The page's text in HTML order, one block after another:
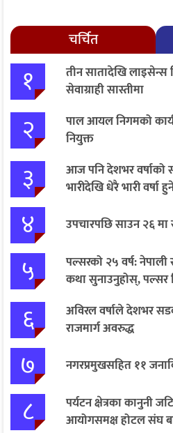
चर्चित
१
तीन सातादेखि लाइसेन्स
सेवाग्राही सास्तीमा
२
पाल आयल निगमको
नियुक्त
३
आज पनि देशभर वर्षाको
भारीदेखि धेरै भारी वर्षा
४ उपचारपछि साउन २६
५
पल्सरको २५ वर्ष:
कथा सुनाउनुहोस्, पल्सर
६
अविरल वर्षाले देशभर
राजमार्ग अवरुद्ध
७ नगरप्रमुखसहित ११
८
पर्यटन क्षेत्रका कानुनी
आयोगसमक्ष होटल संघ